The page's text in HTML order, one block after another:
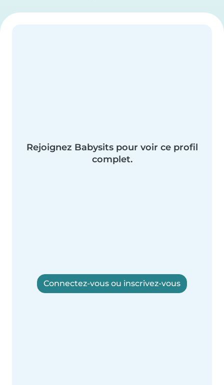
Rejoignez Babysits pour voir ce profil
complet.
Connectez-vous ou inscrivez-vous